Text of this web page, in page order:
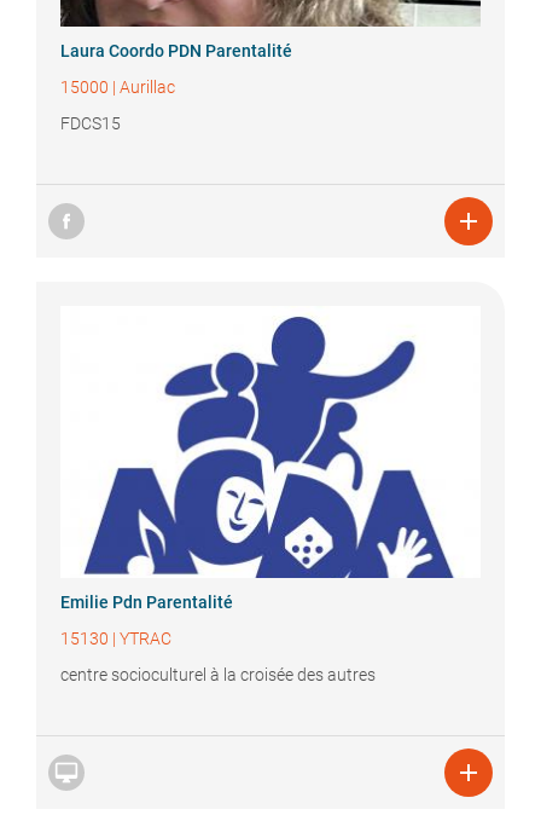
Laura Coordo PDN Parentalité
15000 | Aurillac
FDCS15

Emilie Pdn Parentalité
15130 | YTRAC
centre socioculturel à la croisée des autres
 